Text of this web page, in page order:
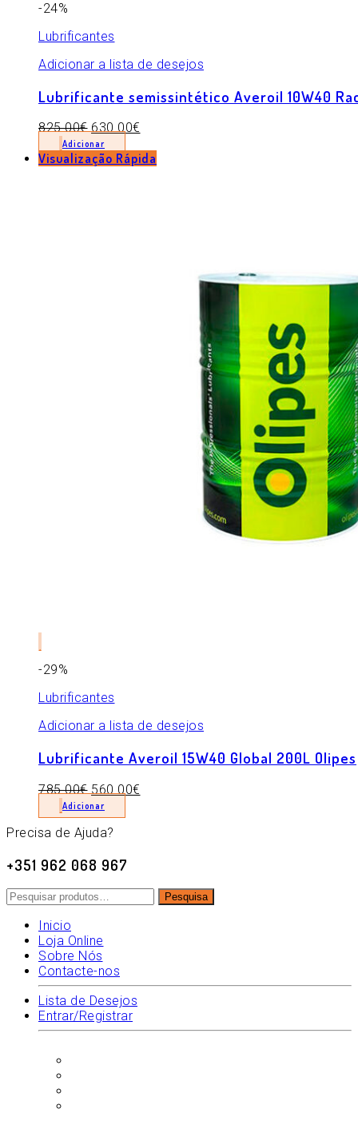
-24%
Lubrificantes
Adicionar a lista de desejos
Lubrificante semissintético Averoil 10W40
825.00€ 630.00€
Adicionar
Visualização Rápida
-29%
Lubrificantes
Adicionar a lista de desejos
Lubrificante Averoil 15W40 Global 200L Olipes
785.00€ 560.00€
Adicionar
Precisa de Ajuda?
+351 962 068 967
Pesquisar
Pesquisa
Inicio
Loja Online
Sobre Nós
Contacte-nos
Lista de Desejos
Entrar/Registrar